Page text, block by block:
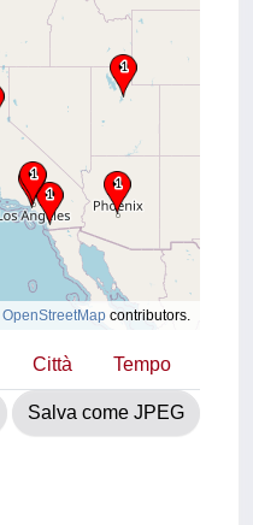
OpenStreetMap contributors.
Città Tempo
Salva come JPEG